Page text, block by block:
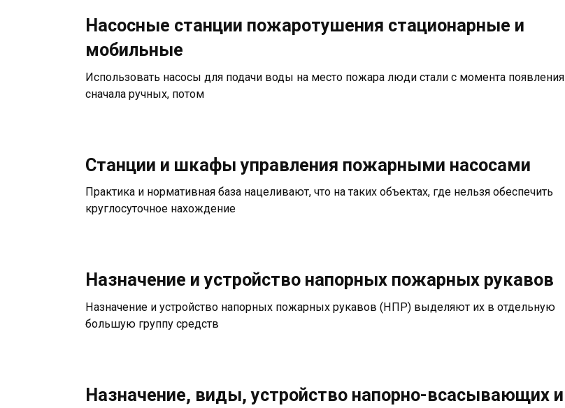
Насосные станции пожаротушения стационарные и
мобильные
Использовать насосы для подачи воды на место пожара люди стали с момента появления
сначала ручных, потом
Станции и шкафы управления пожарными насосами
Практика и нормативная база нацеливают, что на таких объектах, где нельзя обеспечить
круглосуточное нахождение
Назначение и устройство напорных пожарных рукавов
Назначение и устройство напорных пожарных рукавов (НПР) выделяют их в отдельную
большую группу средств
Назначение, виды, устройство напорно-всасывающих и